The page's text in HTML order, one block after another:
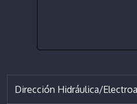
Dirección Hidráulica/